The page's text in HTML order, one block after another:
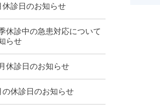
休診日のお知らせ
休診中の急患対応について
らせ
休診日のお知らせ
の休診日のお知らせ